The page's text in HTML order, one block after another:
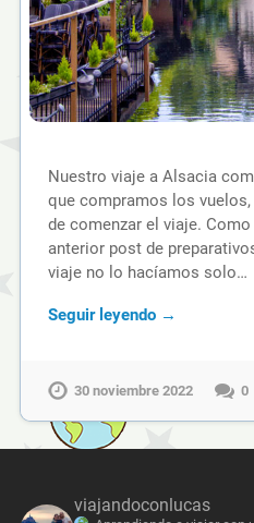
Nuestro viaje a Alsacia
que compramos los
de comenzar el viaje.
anterior post de
viaje no lo hacíamos solo…
Seguir leyendo →
30 noviembre 2022 0
viajandoconlucas